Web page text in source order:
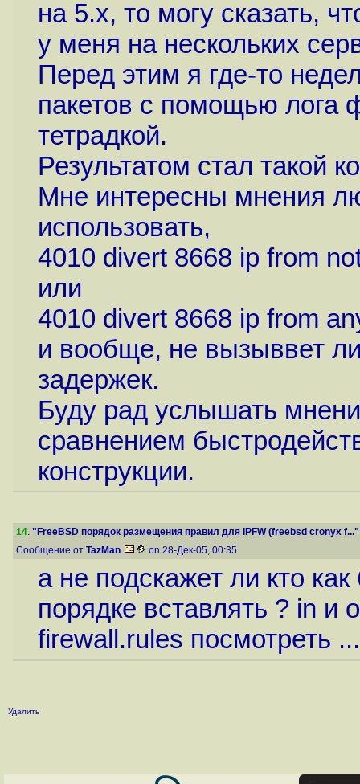
на 5.x, то могу сказать,
у меня на нескольких
Перед этим я где-то
пакетов с помощью лога
тетрадкой.
Результатом стал такой
Мне интересны мнения
использовать,
4010 divert 8668 ip from
или
4010 divert 8668 ip from
и вообще, не вызыввет
задержек.
Буду рад услышать
сравнением
конструкции.
14. "FreeBSD порядок размещения правил для IPFW (freebsd cronyx f..."
Сообщение от TazMan on 28-Дек-05, 00:35
а не подскажет ли кто
порядке вставлять ? in
firewall.rules посмотреть ...
Удалить